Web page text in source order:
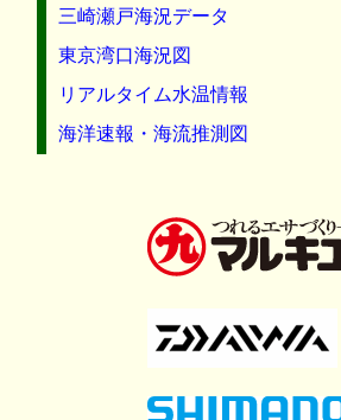
三崎瀬戸海況データ
東京湾口海況図
リアルタイム水温情報
海洋速報・海流推測図